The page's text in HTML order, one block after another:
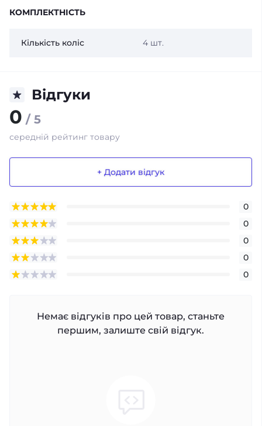
КОМПЛЕКТНІСТЬ
Кількість коліс 4 шт.
Відгуки
0 / 5
середній рейтинг товару
+ Додати відгук
0
0
0
0
0
Немає відгуків про цей товар, станьте
першим, залиште свій відгук.